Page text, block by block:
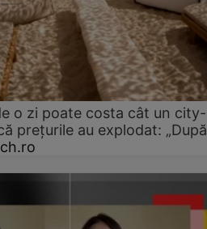
o zi poate costa cât un city-
prețurile au explodat: